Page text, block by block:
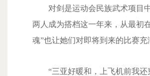
对剑是运动会民族武术项目
两人成为搭档这一年来，从最初
魂”也让她们对即将到来的比赛
“三亚好暖和，上飞机前我